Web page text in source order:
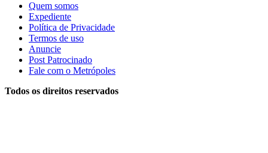
Quem somos
Expediente
Política de Privacidade
Termos de uso
Anuncie
Post Patrocinado
Fale com o Metrópoles
Todos os direitos reservados